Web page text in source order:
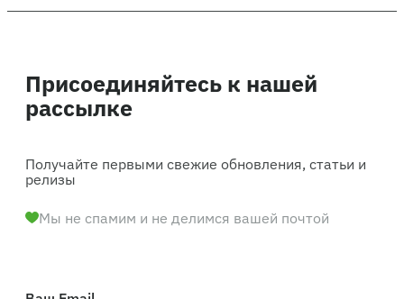
Присоединяйтесь к нашей
рассылке
Получайте первыми свежие обновления, статьи и
релизы
Мы не спамим и не делимся вашей почтой